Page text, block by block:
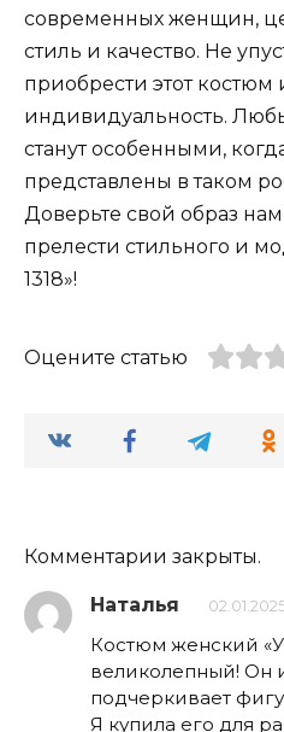
современных женщин,
стиль и качество. Не
приобрести этот
индивидуальность.
станут особенными,
представлены в таком
Доверьте свой образ
прелести стильного и
1318»!
Оцените статью
Комментарии закрыты.
Наталья
Костюм женский
великолепный! Он
подчеркивает
Я купила его для